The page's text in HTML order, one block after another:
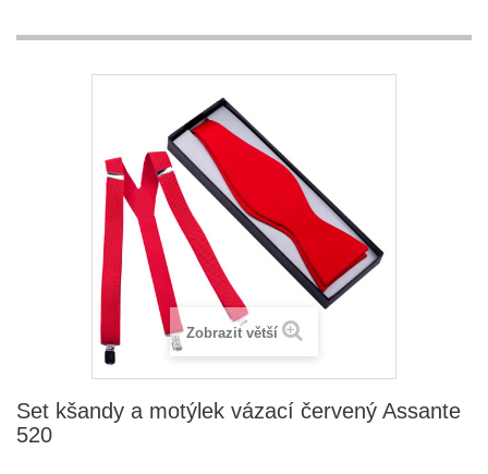
Zobrazit větší
Set kšandy a motýlek vázací červený Assante
520